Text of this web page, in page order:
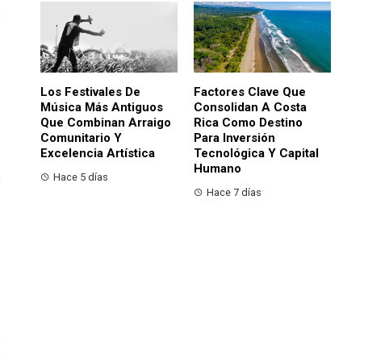
Los Festivales De
Música Más Antiguos
Que Combinan Arraigo
Comunitario Y
Excelencia Artística
Hace 5 días
Factores Clave Que
Consolidan A Costa
Rica Como Destino
Para Inversión
Tecnológica Y Capital
Humano
Hace 7 días